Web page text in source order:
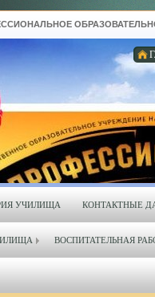
ОБРАЗОВАТЕЛЬНОЕ
УЧИЛИЩА КОНТАКТНЫЕ
ВОСПИТАТЕЛЬНАЯ